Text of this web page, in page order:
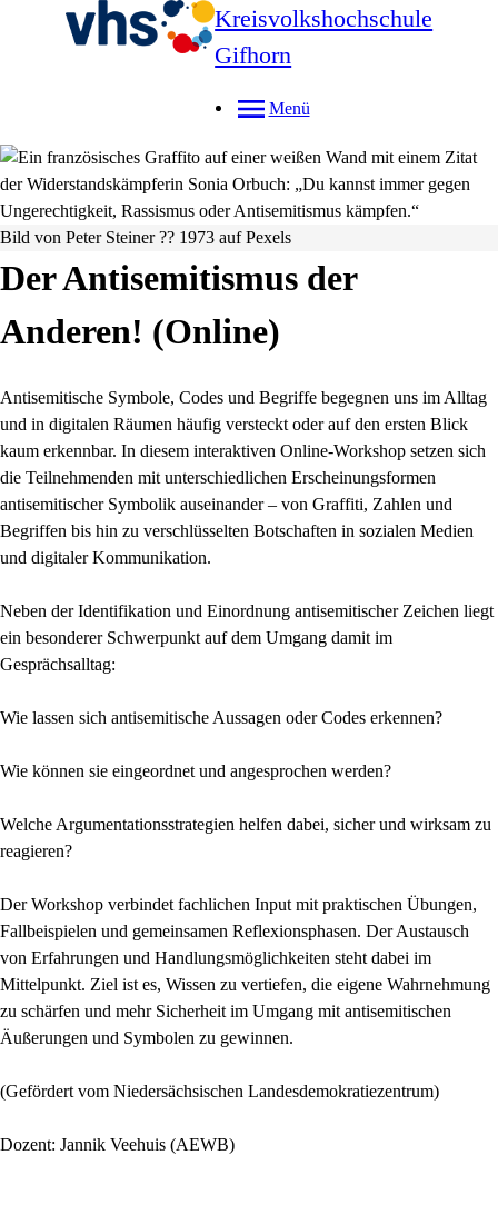
Kreisvolkshochschule
Gifhorn
Menü
Bild von Peter Steiner ?? 1973 auf Pexels
Der Antisemitismus der
Anderen! (Online)
Antisemitische Symbole, Codes und Begriffe begegnen uns im Alltag
und in digitalen Räumen häufig versteckt oder auf den ersten Blick
kaum erkennbar. In diesem interaktiven Online-Workshop setzen sich
die Teilnehmenden mit unterschiedlichen Erscheinungsformen
antisemitischer Symbolik auseinander – von Graffiti, Zahlen und
Begriffen bis hin zu verschlüsselten Botschaften in sozialen Medien
und digitaler Kommunikation.
Neben der Identifikation und Einordnung antisemitischer Zeichen liegt
ein besonderer Schwerpunkt auf dem Umgang damit im
Gesprächsalltag:
Wie lassen sich antisemitische Aussagen oder Codes erkennen?
Wie können sie eingeordnet und angesprochen werden?
Welche Argumentationsstrategien helfen dabei, sicher und wirksam zu
reagieren?
Der Workshop verbindet fachlichen Input mit praktischen Übungen,
Fallbeispielen und gemeinsamen Reflexionsphasen. Der Austausch
von Erfahrungen und Handlungsmöglichkeiten steht dabei im
Mittelpunkt. Ziel ist es, Wissen zu vertiefen, die eigene Wahrnehmung
zu schärfen und mehr Sicherheit im Umgang mit antisemitischen
Äußerungen und Symbolen zu gewinnen.
(Gefördert vom Niedersächsischen Landesdemokratiezentrum)
Dozent: Jannik Veehuis (AEWB)